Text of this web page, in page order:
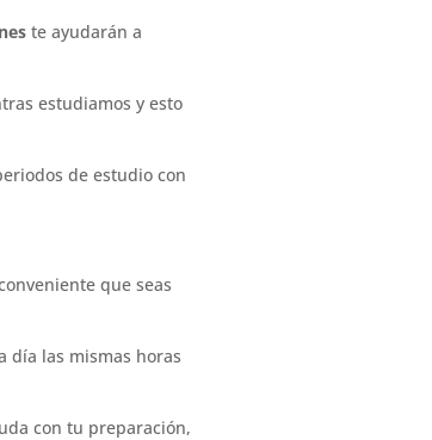
te ayudarán a
estudiamos y esto
de estudio con
que seas
día las mismas horas
con tu preparación,